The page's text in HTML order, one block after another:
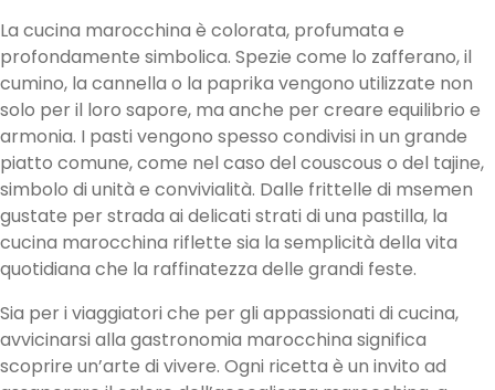
La cucina marocchina è colorata, profumata e
profondamente simbolica. Spezie come lo zafferano, il
cumino, la cannella o la paprika vengono utilizzate non
solo per il loro sapore, ma anche per creare equilibrio e
armonia. I pasti vengono spesso condivisi in un grande
piatto comune, come nel caso del couscous o del tajine,
simbolo di unità e convivialità. Dalle frittelle di msemen
gustate per strada ai delicati strati di una pastilla, la
cucina marocchina riflette sia la semplicità della vita
quotidiana che la raffinatezza delle grandi feste.
Sia per i viaggiatori che per gli appassionati di cucina,
avvicinarsi alla gastronomia marocchina significa
scoprire un’arte di vivere. Ogni ricetta è un invito ad